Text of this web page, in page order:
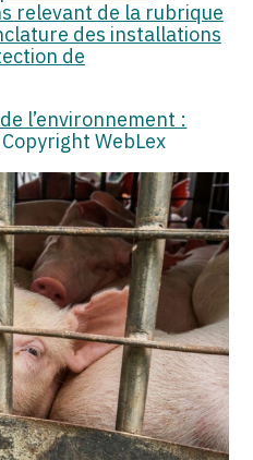
relevant de la rubrique
des installations
de
l’environnement :
WebLex